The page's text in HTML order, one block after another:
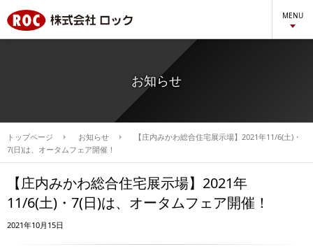
MENU
お知らせ
トップページ お知らせ
【庄内みかわ総合住宅展示場】2021年11/6(土)・
7(日)は、オータムフェア開催！
【庄内みかわ総合住宅展示場】2021年
11/6(土)・7(日)は、オータムフェア開催！
2021年10月15日